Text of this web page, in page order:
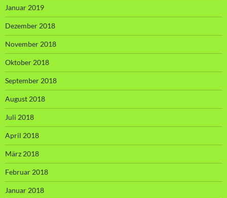
Januar 2019
Dezember 2018
November 2018
Oktober 2018
September 2018
August 2018
Juli 2018
April 2018
März 2018
Februar 2018
Januar 2018